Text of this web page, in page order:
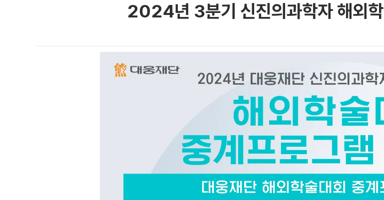
2024년 3분기 신진의과학자 해외